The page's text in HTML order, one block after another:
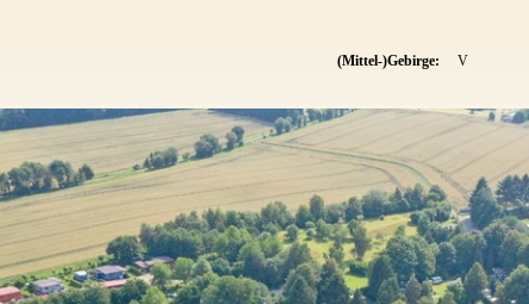
(Mittel-)Gebirge:
V